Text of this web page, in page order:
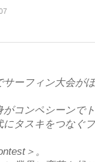
ーフィン大会が
がコンペシーンで
にタスキをつなぐ
＞。